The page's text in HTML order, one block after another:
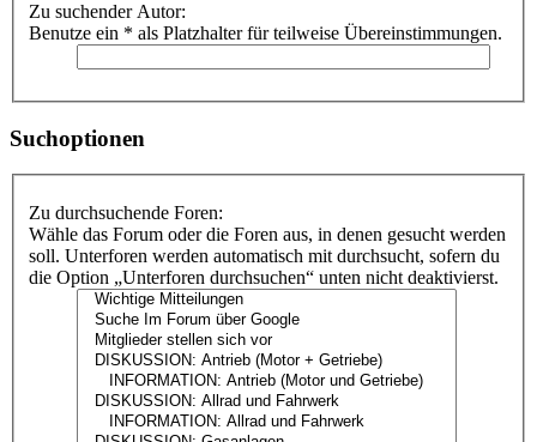
Zu suchender Autor:
Benutze ein * als Platzhalter für teilweise Übereinstimmungen.
Suchoptionen
Zu durchsuchende Foren:
Wähle das Forum oder die Foren aus, in denen gesucht werden
soll. Unterforen werden automatisch mit durchsucht, sofern du
die Option „Unterforen durchsuchen“ unten nicht deaktivierst.